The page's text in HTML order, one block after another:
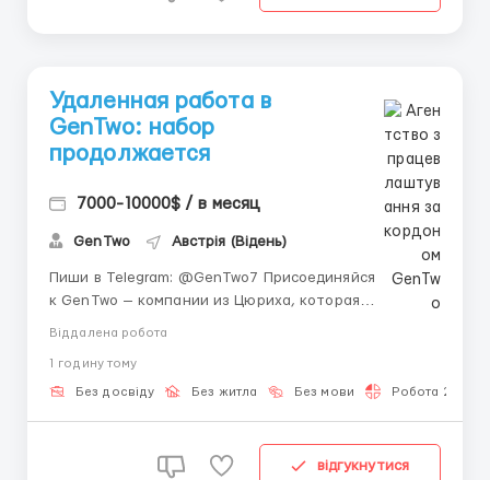
Удаленная работа в
GenTwo: набор
продолжается
7000-10000$ / в месяц
GenTwo Австрія (Відень)
Пиши в Telegram: @GenTwo7 Присоединяйся
к GenTwo — компании из Цюриха, которая
революционизирует инвестиции через
Формат работы • 100% удалёнка — работай из
любой точки мира 🌍 • Полная или частичная
Віддалена робота
1 годину тому
Без досвіду Без житла Без мови Робота 2-3
відгукнутися